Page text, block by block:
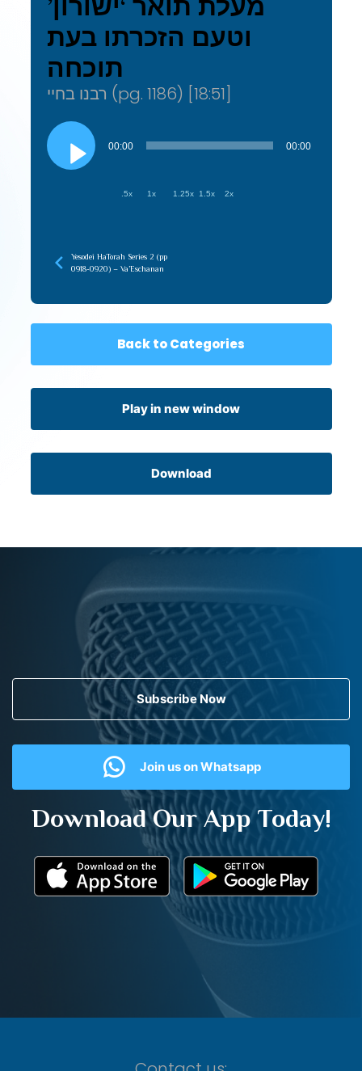
מעלת תואר ‘ישורון’
וטעם הזכרתו בעת
תוכחה
רבנו בחיי (pg. 1186) [18:51]
Audio
Player
00:00 00:00
.5x 1x 1.25x 1.5x 2x
Yesodei HaTorah Series 2 (pp
0918-0920) – Va’Eschanan
Back to Categories
Play in new window
Download
Subscribe Now
Join us on Whatsapp
Download Our App Today!